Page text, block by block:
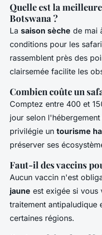
Quelle est la
Botswana ?
La saison sèche de mai
conditions pour les
rassemblent près des
clairsemée facilite les
Combien coûte un
Comptez entre 400 et
jour selon
privilégie un tourisme
préserver ses
Faut-il des vaccins
Aucun vaccin n'est
jaune est exigée si vous
traitement antipaludique
certaines régions.